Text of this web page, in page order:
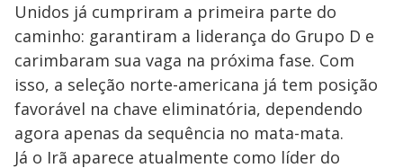
Unidos já cumpriram a primeira parte do
caminho: garantiram a liderança do Grupo D e
carimbaram sua vaga na próxima fase. Com
isso, a seleção norte-americana já tem posição
favorável na chave eliminatória, dependendo
agora apenas da sequência no mata-mata.
Já o Irã aparece atualmente como líder do